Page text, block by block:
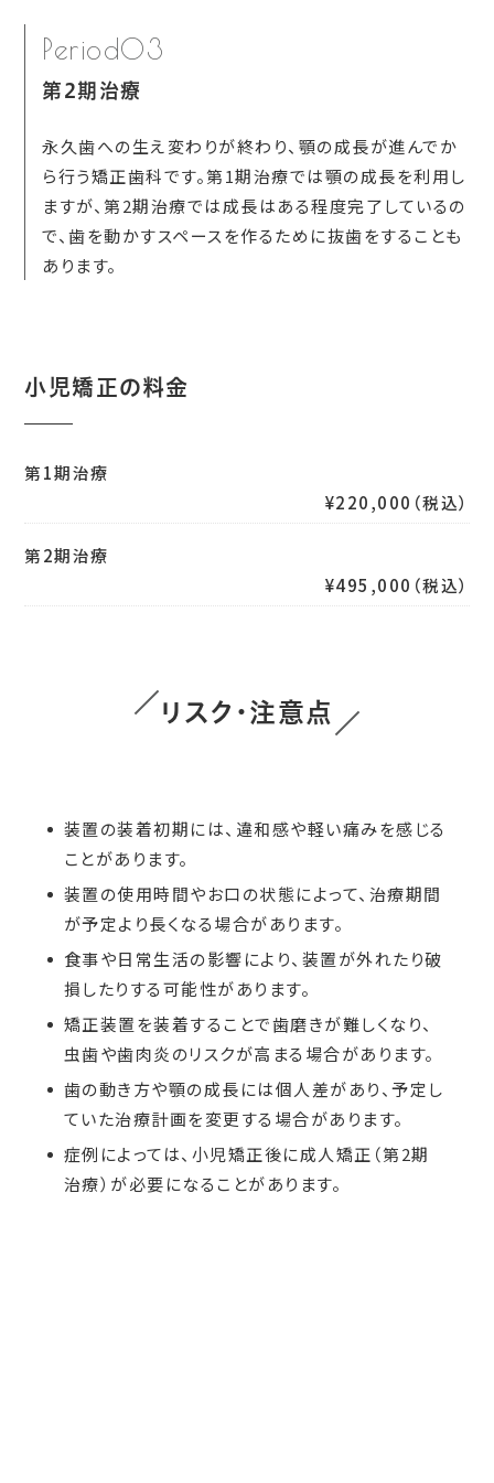
Period03
第2期治療
永久歯への生え変わりが終わり、顎の成長が進んでか
ら行う矯正歯科です。第1期治療では顎の成長を利用し
ますが、第2期治療では成長はある程度完了しているの
で、歯を動かすスペースを作るために抜歯をすることも
あります。
小児矯正の料金
第1期治療
¥220,000（税込）
第2期治療
¥495,000（税込）
リスク・注意点
装置の装着初期には、違和感や軽い痛みを感じる
ことがあります。
装置の使用時間やお口の状態によって、治療期間
が予定より長くなる場合があります。
食事や日常生活の影響により、装置が外れたり破
損したりする可能性があります。
矯正装置を装着することで歯磨きが難しくなり、
虫歯や歯肉炎のリスクが高まる場合があります。
歯の動き方や顎の成長には個人差があり、予定し
ていた治療計画を変更する場合があります。
症例によっては、小児矯正後に成人矯正（第2期
治療）が必要になることがあります。